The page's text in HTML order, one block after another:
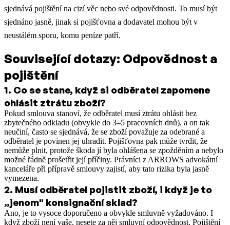
sjednává pojištění na cizí věc nebo své odpovědnosti. To musí být
sjednáno jasně, jinak si pojišťovna a dodavatel mohou být v
neustálém sporu, komu peníze patří.
Související dotazy: Odpovědnost a
pojištění
1. Co se stane, když si odběratel zapomene
ohlásit ztrátu zboží?
Pokud smlouva stanoví, že odběratel musí ztrátu ohlásit bez
zbytečného odkladu (obvykle do 3–5 pracovních dnů), a on tak
neučiní, často se sjednává, že se zboží považuje za odebrané a
odběratel je povinen jej uhradit. Pojišťovna pak může tvrdit, že
nemůže plnit, protože škoda jí byla ohlášena se zpožděním a nebylo
možné řádně prošetřit její příčiny. Právníci z ARROWS advokátní
kanceláře při přípravě smlouvy zajistí, aby tato rizika byla jasně
vymezena.
2. Musí odběratel pojistit zboží, i když je to
„jenom" konsignační sklad?
Ano, je to vysoce doporučeno a obvykle smluvně vyžadováno. I
když zboží není vaše, nesete za něj smluvní odpovědnost. Pojištění